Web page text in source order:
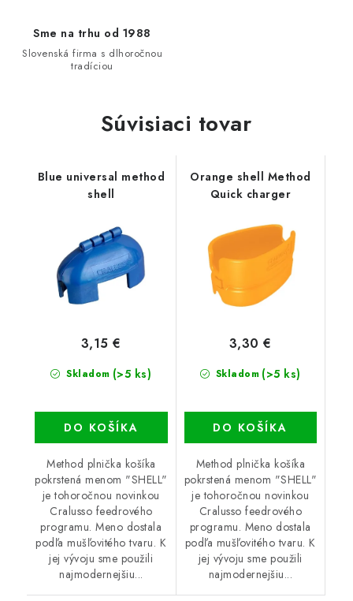
Sme na trhu od 1988
Slovenská firma s dlhoročnou
tradíciou
Súvisiaci tovar
Blue universal method
shell
Skladom (>5 ks)
3,15 €
DO KOŠÍKA
Method plnička košíka
pokrstená menom "SHELL"
je tohoročnou novinkou
Cralusso feedrového
programu. Meno dostala
podľa mušľovitého tvaru. K
jej vývoju sme použili
najmodernejšiu...
Orange shell Method
Quick charger
Skladom (>5 ks)
3,30 €
DO KOŠÍKA
Method plnička košíka
pokrstená menom "SHELL"
je tohoročnou novinkou
Cralusso feedrového
programu. Meno dostala
podľa mušľovitého tvaru. K
jej vývoju sme použili
najmodernejšiu...